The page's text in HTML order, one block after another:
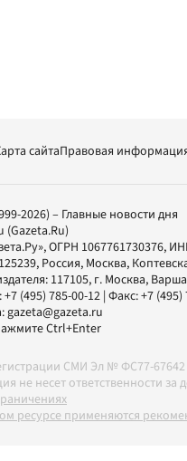
сайтаПравовая
2026) – Главные новости дня
(Gazeta.Ru)
, ОГРН 1067761730376,
Россия, Москва,
117105, г. Москва,
+7 (495) 785-00-12 | Факс:+7 (495)
gazeta@gazeta.ru
Ctrl+Enter
СМИ Эл № ФС77-
не несет ответственности
применяются